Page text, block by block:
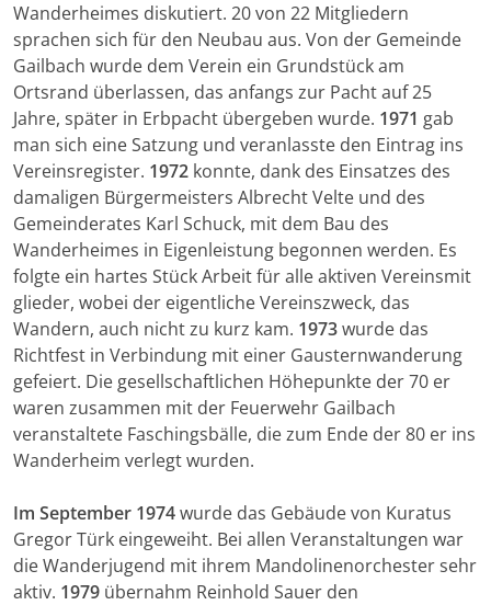
Wanderheimes diskutiert. 20 von 22 Mitgliedern
sprachen sich für den Neubau aus. Von der Gemeinde
Gailbach wurde dem Verein ein Grundstück am
Ortsrand überlassen, das anfangs zur Pacht auf 25
Jahre, später in Erbpacht übergeben wurde. 1971 gab
man sich eine Satzung und veranlasste den Eintrag ins
Vereinsregister. 1972 konnte, dank des Einsatzes des
damaligen Bürgermeisters Albrecht Velte und des
Gemeinderates Karl Schuck, mit dem Bau des
Wanderheimes in Eigenleistung begonnen werden. Es
folgte ein hartes Stück Arbeit für alle aktiven Vereinsmit
glieder, wobei der eigentliche Vereinszweck, das
Wandern, auch nicht zu kurz kam. 1973wurde das
Richtfest in Verbindung mit einer Gausternwanderung
gefeiert. Die gesellschaftlichen Höhepunkte der 70 er
waren zusammen mit der Feuerwehr Gailbach
veranstaltete Faschingsbälle, die zum Ende der 80 er ins
Wanderheim verlegt wurden.
Im September 1974wurde das Gebäude von Kuratus
Gregor Türk eingeweiht. Bei allen Veranstaltungen war
die Wanderjugend mit ihrem Mandolinenorchester sehr
aktiv. 1979 übernahm Reinhold Sauer den